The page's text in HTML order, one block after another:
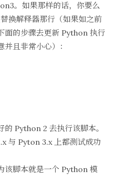
。如果那样的话，你要么
换解释器那行（如果如之前
面的步骤去更新 Python 执行
且非常小心）：
Python 2 去执行该脚本。
与 Pyton 3.x 上都测试成功
该脚本就是一个 Python 模